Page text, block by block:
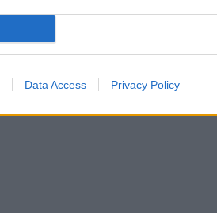
Data Access Privacy Policy